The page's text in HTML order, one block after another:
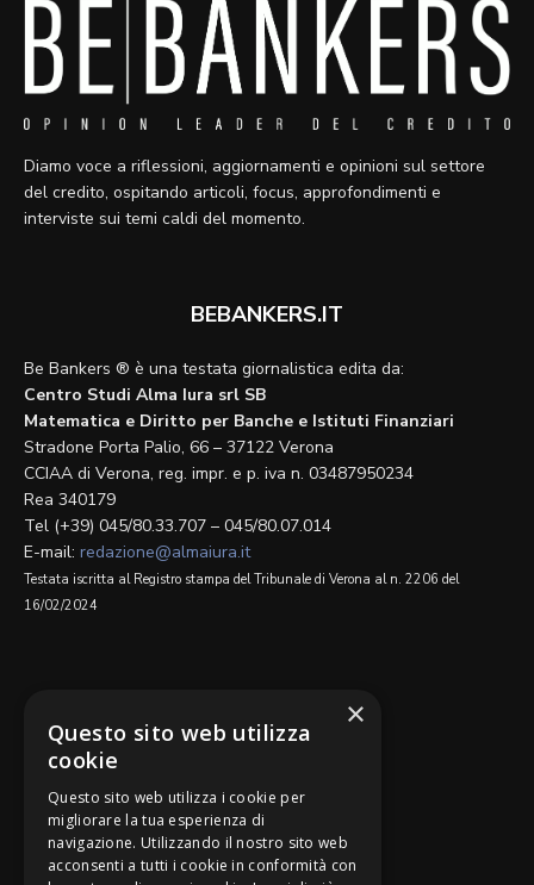
Diamo voce a riflessioni, aggiornamenti e opinioni sul settore
del credito, ospitando articoli, focus, approfondimenti e
interviste sui temi caldi del momento.
BEBANKERS.IT
Be Bankers ® è una testata giornalistica edita da:
Centro Studi Alma Iura srl SB
Matematica e Diritto per Banche e Istituti Finanziari
Stradone Porta Palio, 66 – 37122 Verona
CCIAA di Verona, reg. impr. e p. iva n. 03487950234
Rea 340179
Tel (+39) 045/80.33.707 – 045/80.07.014
E-mail: redazione@almaiura.it
Testata iscritta al Registro stampa del Tribunale di Verona al n. 2206 del
16/02/2024
Be Bankers è ideato da
×
Questo sito web utilizza
cookie
Questo sito web utilizza i cookie per
migliorare la tua esperienza di
navigazione. Utilizzando il nostro sito web
acconsenti a tutti i cookie in conformità con